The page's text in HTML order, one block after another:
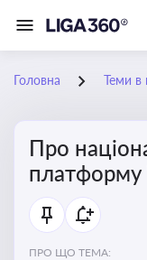
Головна Теми в
Про
платформу
ПРО ЩО ТЕМА: